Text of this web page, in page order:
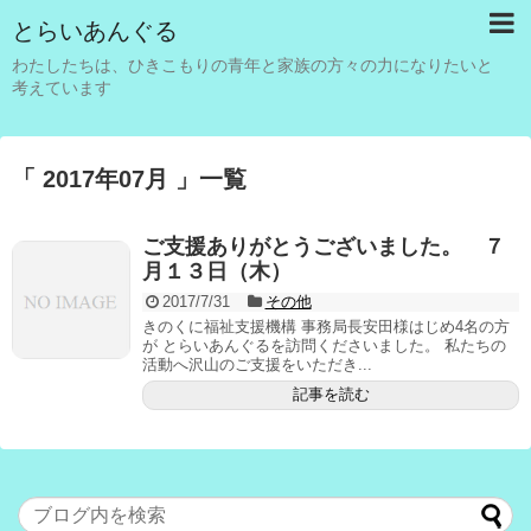
とらいあんぐる
わたしたちは、ひきこもりの青年と家族の方々の力になりたいと
考えています
「 2017年07月 」一覧
ご支援ありがとうございました。 ７
月１３日（木）
2017/7/31
その他
きのくに福祉支援機構 事務局長安田様はじめ4名の方
が とらいあんぐるを訪問くださいました。 私たちの
活動へ沢山のご支援をいただき...
記事を読む